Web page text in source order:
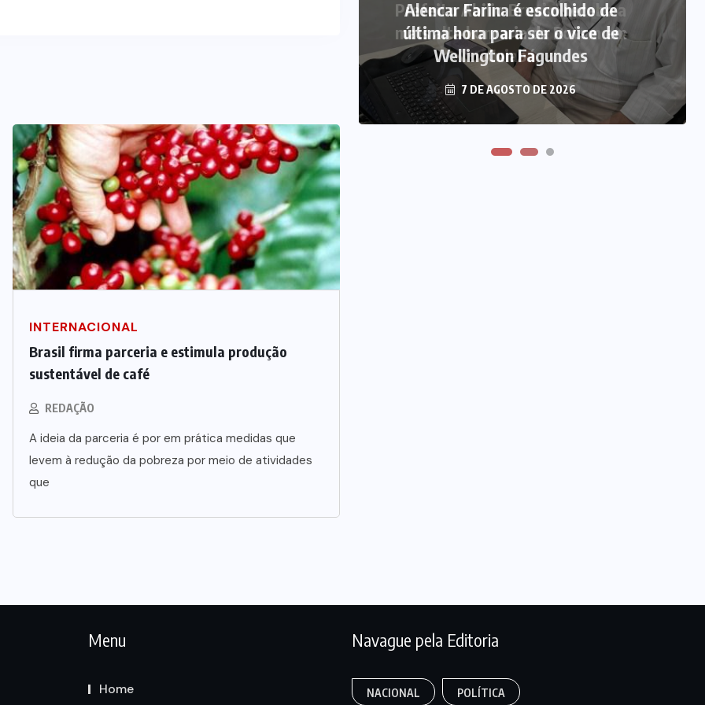
INTERNACIONAL
Brasil firma parceria e estimula produção
sustentável de café
REDAÇÃO
A ideia da parceria é por em prática medidas que
levem à redução da pobreza por meio de atividades
que
Alencar Farina é escolhido de
última hora para ser o vice de
Wellington Fagundes
7 DE AGOSTO DE 2026
Prefeito Abilio Brunini recebe a
mais alta honraria da Rotam em
Cuiabá
7 DE AGOSTO DE 2026
Menu
Home
Navague pela Editoria
NACIONAL POLÍTICA